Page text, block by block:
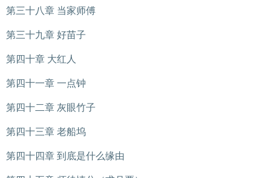
第三十八章 当家师傅
第三十九章 好苗子
第四十章 大红人
第四十一章 一点钟
第四十二章 灰眼竹子
第四十三章 老船坞
第四十四章 到底是什么缘由